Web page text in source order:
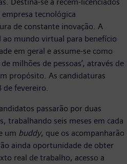
tecnológica
de constante inovação. A
mundo virtual para benefício
em geral e assume-se como
milhões de pessoas’, através de
propósito. As candidaturas
de fevereiro.
passarão por duas
trabalhando seis meses em cada
um buddy, que os acompanharão
ainda oportunidade de obter
real de trabalho, acesso a